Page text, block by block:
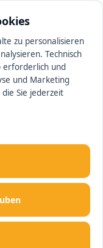
zu personalisieren
Technisch
erforderlich und
und Marketing
Sie jederzeit